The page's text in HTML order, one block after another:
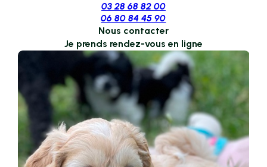
03 28 68 82 00
06 80 84 45 90
Nous contacter
Je prends rendez-vous en ligne